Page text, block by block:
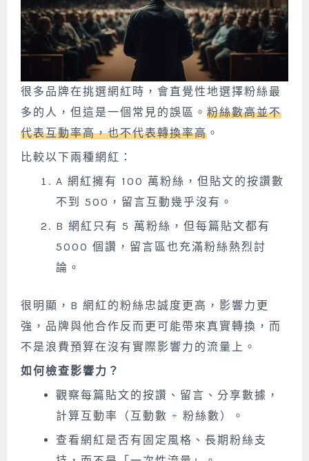
很多品牌在挑選網紅時，會直覺性地選擇粉絲最
多的人，但這是一個常見的誤區。 粉絲數高並不
代表互動率高，也不代表轉換率高 。
比較以下兩種網紅：
A 網紅擁有 100 萬粉絲，但貼文的按讚數
不到 500，留言互動幾乎沒有。
B 網紅只有 5 萬粉絲，但每篇貼文都有
5000 個讚，留言區也充滿粉絲熱烈討
論。
很明顯，B 網紅的粉絲忠誠度更高，影響力更
強，品牌與他合作反而更可能帶來真實轉換，而
不是浪費預算在沒有實際影響力的流量上。
如何檢查影響力？
觀察每篇貼文的按讚、留言、分享數據，
計算互動率（互動數 ÷ 粉絲數）。
查看網紅是否有固定風格、長期粉絲支